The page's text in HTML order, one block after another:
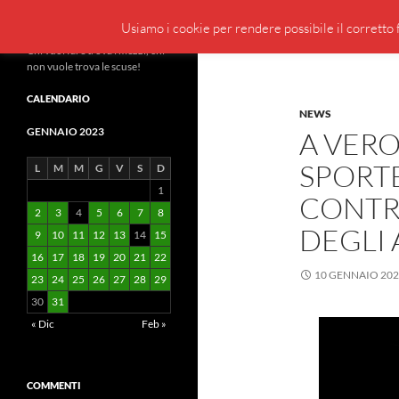
Vai
contenuto
NEWS
A
DEGLI
10 GENNAIO
Chi vuol fare trova i mezzi, chi
non vuole trova le scuse!
CALENDARIO
GENNAIO 2023
L M M G V S
D
1
2
3 4 5 6 7
8
9
10 11 12 13 14
15
16
17 18 19 20 21 22
23 24 25 26 27 28 29
30
31
« Dic
Feb »
COMMENTI
Usiamo i cookie per rendere possibile il